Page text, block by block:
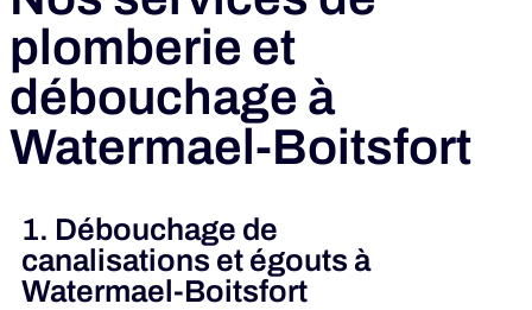
plomberie et
débouchage à
Watermael-Boitsfort
1. Débouchage de
canalisations et égouts à
Watermael-Boitsfort